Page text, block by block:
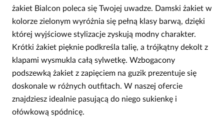
żakiet Bialcon poleca się Twojej uwadze. Damski żakiet w
kolorze zielonym wyróżnia się pełną klasy barwą, dzięki
której wyjściowe stylizacje zyskują modny charakter.
Krótki żakiet pięknie podkreśla talię, a trójkątny dekolt z
klapami wysmukla całą sylwetkę. Wzbogacony
podszewką żakiet z zapięciem na guzik prezentuje się
doskonale w różnych outfitach. W naszej ofercie
znajdziesz idealnie pasującą do niego sukienkę i
ołówkową spódnicę.